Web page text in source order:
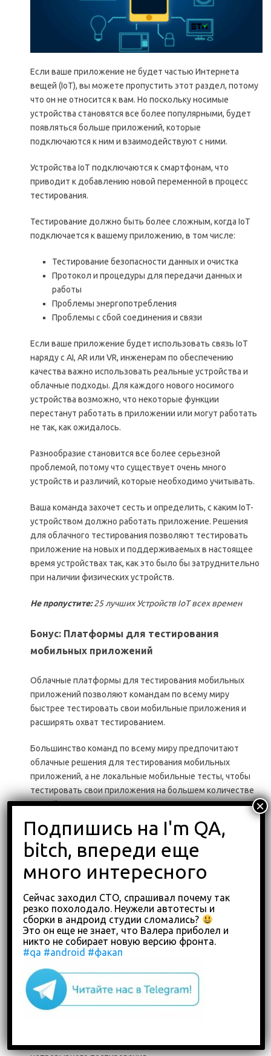
Если ваше приложение не будет частью Интернета
вещей (IoT), вы можете пропустить этот раздел, потому
что он не относится к вам. Но поскольку носимые
устройства становятся все более популярными, будет
появляться больше приложений, которые
подключаются к ним и взаимодействуют с ними.
Устройства IoT подключаются к смартфонам, что
приводит к добавлению новой переменной в процесс
тестирования.
Тестирование должно быть более сложным, когда IoT
подключается к вашему приложению, в том числе:
Тестирование безопасности данных и очистка
Протокол и процедуры для передачи данных и
работы
Проблемы энергопотребления
Проблемы с сбой соединения и связи
Если ваше приложение будет использовать связь IoT
наряду с AI, AR или VR, инженерам по обеспечению
качества важно использовать реальные устройства и
облачные подходы. Для каждого нового носимого
устройства возможно, что некоторые функции
перестанут работать в приложении или могут работать
не так, как ожидалось.
Разнообразие становится все более серьезной
проблемой, потому что существует очень много
устройств и различий, которые необходимо учитывать.
Ваша команда захочет сесть и определить, с каким IoT-
устройством должно работать приложение. Решения
для облачного тестирования позволяют тестировать
приложение на новых и поддерживаемых в настоящее
время устройствах так, как это было бы затруднительно
при наличии физических устройств.
Не пропустите:25 лучших Устройств IoT всех времен
Бонус: Платформы для тестирования
мобильных приложений
Облачные платформы для тестирования мобильных
приложений позволяют командам по всему миру
быстрее тестировать свои мобильные приложения и
расширять охват тестированием.
Большинство команд по всему миру предпочитают
облачные решения для тестирования мобильных
приложений, а не локальные мобильные тесты, чтобы
тестировать свои приложения на большем количестве
устройств и сэкономить много денег.
Одной из лучших облачных платформ для тестирования
мобильных приложений является Kobiton.
Kobiton – это облачная платформа для тестирования
мобильных приложений, позволяющая командам быстро
и легко проводить ручные и автоматические тесты на
реальных устройствах Android и iOS. Он предлагает
наиболее комплексную платформу, охватывающую все,
что может понадобиться организации для выполнения
автоматизации тестирования без сценариев и
Сейчас заходил СТО, спрашивал почему так
резко похолодало. Неужели автотесты и
сборки в андроид студии сломались?
Это он еще не знает, что Валера приболел и
никто не собирает новую версию фронта.
#qa #android #факап